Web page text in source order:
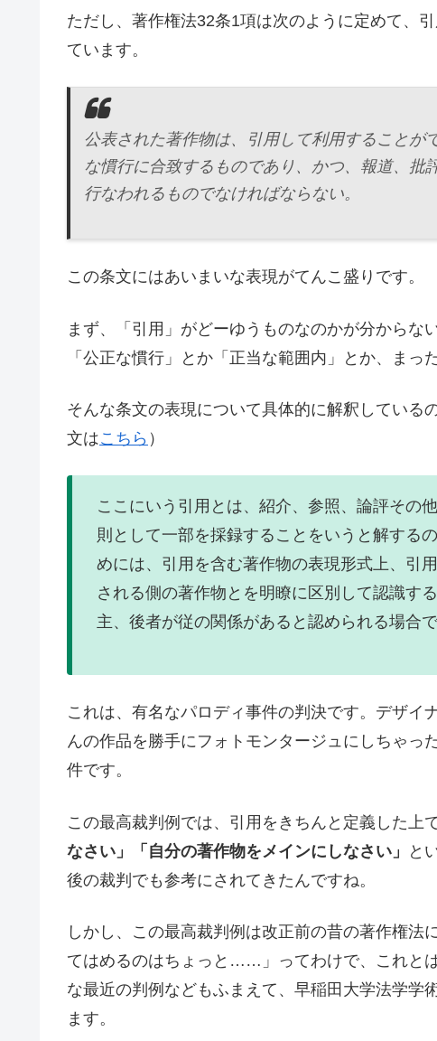
ただし、著作権法32条1項は次のように定めて、
ています。
公表された著作物は、引用して利用することが
な慣行に合致するものであり、かつ、報道、批
行なわれるものでなければならない。
この条文にはあいまいな表現がてんこ盛りです。
まず、「引用」がどーゆうものなのかが分からな
「公正な慣行」とか「正当な範囲内」とか、まっ
そんな条文の表現について具体的に解釈している
文はこちら ）
ここにいう引用とは、紹介、参照、論評その
則として一部を採録することをいうと解する
めには、引用を含む著作物の表現形式上、引
される側の著作物とを明瞭に区別して認識す
主、後者が従の関係があると認められる場合
これは、有名なパロディ事件の判決です。デザイ
んの作品を勝手にフォトモンタージュにしちゃっ
件です。
この最高裁判例では、引用をきちんと定義した上で
なさい」「自分の著作物をメインにしなさい」
と
後の裁判でも参考にされてきたんですね。
しかし、この最高裁判例は改正前の昔の著作権法
てはめるのはちょっと……」ってわけで、これと
な最近の判例などもふまえて、早稲田大学法学学
ます。